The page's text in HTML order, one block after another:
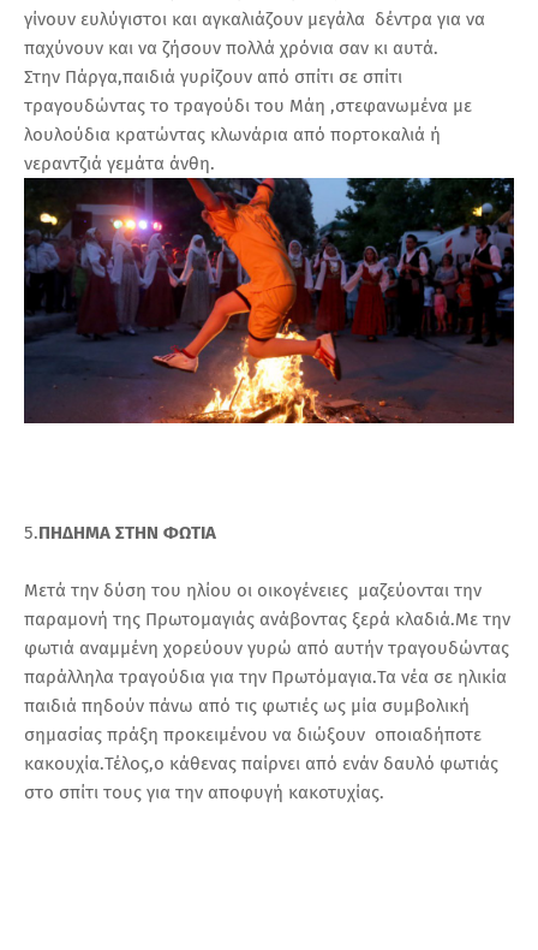
γίνουν ευλύγιστοι και αγκαλιάζουν μεγάλα δέντρα για να
παχύνουν και να ζήσουν πολλά χρόνια σαν κι αυτά.
Στην Πάργα,παιδιά γυρίζουν από σπίτι σε σπίτι
τραγουδώντας το τραγούδι του Μάη ,στεφανωμένα με
λουλούδια κρατώντας κλωνάρια από πορτοκαλιά ή
νεραντζιά γεμάτα άνθη.
5.ΠΗΔΗΜΑ ΣΤΗΝ ΦΩΤΙΑ
Mετά την δύση του ηλίου οι οικογένειες μαζεύονται την
παραμονή της Πρωτομαγιάς ανάβοντας ξερά κλαδιά.Με την
φωτιά αναμμένη χορεύουν γυρώ από αυτήν τραγουδώντας
παράλληλα τραγούδια για την Πρωτόμαγια.Τα νέα σε ηλικία
παιδιά πηδούν πάνω από τις φωτιές ως μία συμβολική
σημασίας πράξη προκειμένου να διώξουν οποιαδήποτε
κακουχία.Τέλος,ο κάθενας παίρνει από ενάν δαυλό φωτιάς
στο σπίτι τους για την αποφυγή κακοτυχίας.